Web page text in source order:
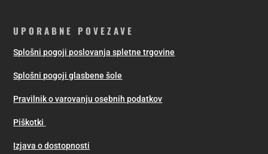
UPORABNE POVEZAVE
Splošni pogoji poslovanja spletne trgovine
Splošni pogoji glasbene šole
Pravilnik o varovanju osebnih podatkov
Piškotki
Izjava o dostopnosti